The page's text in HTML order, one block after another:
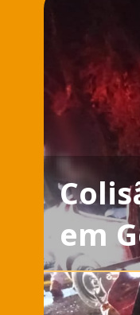
em